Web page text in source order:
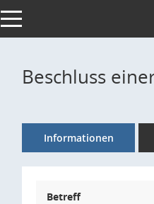
Toggle navigation
Beschluss
Informationen
Betreff